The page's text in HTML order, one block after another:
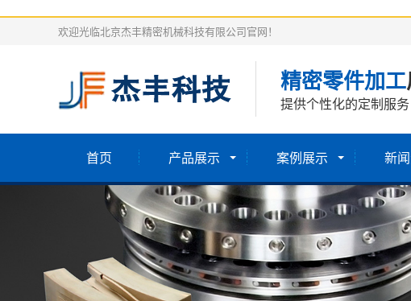
欢迎光临北京杰丰精密机械科技有限公司官网！
精密零件加工
提供个性化的定制服务
首页 产品展示 案例展示 新